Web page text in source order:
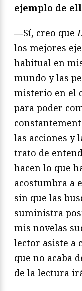
ejemplo de
—Sí, creo que
los mejores
habitual en
mundo y las
misterio en el
para poder
las acciones y
trato de
hacen lo que
acostumbra a
sin que las
suministra
mis novelas
lector asiste a
que no acaba
de la lectura